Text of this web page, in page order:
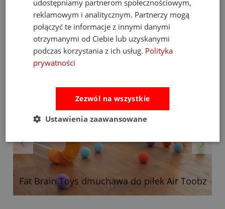
Fat Brain Toys dmuchawa do piłek Air Toobz
udostępniamy partnerom społecznościowym,
reklamowym i analitycznym. Partnerzy mogą
połączyć te informacje z innymi danymi
otrzymanymi od Ciebie lub uzyskanymi
podczas korzystania z ich usług. Polityka
prywatności
Zezwól na wszystkie
Ustawienia zaawansowane